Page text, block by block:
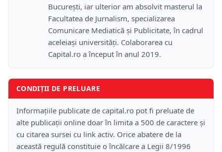
București, iar ulterior am absolvit masterul la
Facultatea de Jurnalism, specializarea
Comunicare Mediatică și Publicitate, în cadrul
aceleiași universități. Colaborarea cu
Capital.ro a început în anul 2019.
CONDIȚII DE PRELUARE
Informațiile publicate de capital.ro pot fi preluate de
alte publicații online doar în limita a 500 de caractere și
cu citarea sursei cu link activ. Orice abatere de la
această regulă constituie o încălcare a Legii 8/1996